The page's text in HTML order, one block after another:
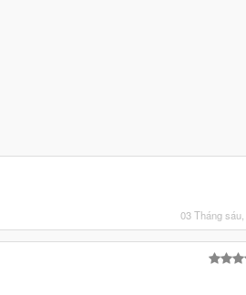
03 Tháng